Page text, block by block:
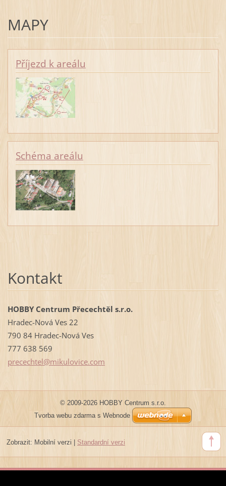
MAPY
Příjezd k areálu
Schéma areálu
Kontakt
HOBBY Centrum Přecechtěl s.r.o.
Hradec-Nová Ves 22
790 84 Hradec-Nová Ves
777 638 569
precechtel@mikulovice.com
© 2009-2026 HOBBY Centrum s.r.o.
Tvorba webu zdarma s Webnode
Zobrazit: Mobilní verzi Standardní verzi